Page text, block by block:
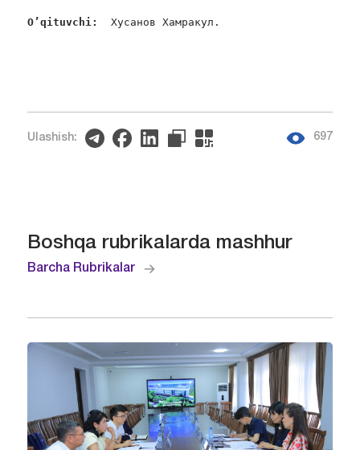
O’qituvchi: Хусанов Хамракул.
Ulashish: 697
Boshqa rubrikalarda mashhur
Barcha Rubrikalar